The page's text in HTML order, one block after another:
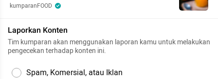
kumparanFOOD
Laporkan Konten
Tim kumparan akan menggunakan laporan kamu untuk melakukan
pengecekan terhadap konten ini.
Spam, Komersial, atau Iklan